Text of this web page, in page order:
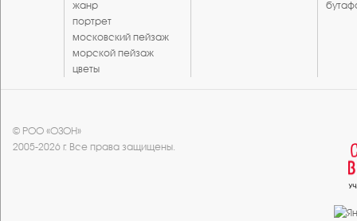
жанр
портрет
московский пейзаж
морской пейзаж
цветы
© РОО «ОЗОН»
2005-2026 г. Все права защищены.